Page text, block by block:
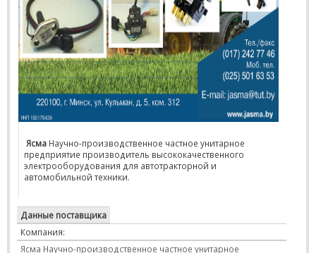
Ясма Научно-производственное частное унитарное
предприятие производитель высококачественного
электрооборудования для автотракторной и
автомобильной техники.
Данные поставщика
Компания:
Ясма Научно-производственное частное унитарное